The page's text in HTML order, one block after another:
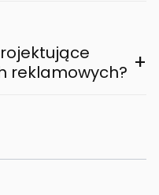
reklamowych? +